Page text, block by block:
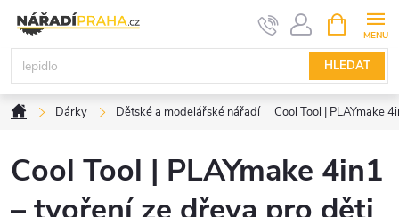
obsah
HLEDAT
NÁKUPNÍ
KOŠÍK
DomůDárky Dětské a modelářské nářadí Cool Tool | PLAYmake
Cool Tool | PLAYmake 4in1